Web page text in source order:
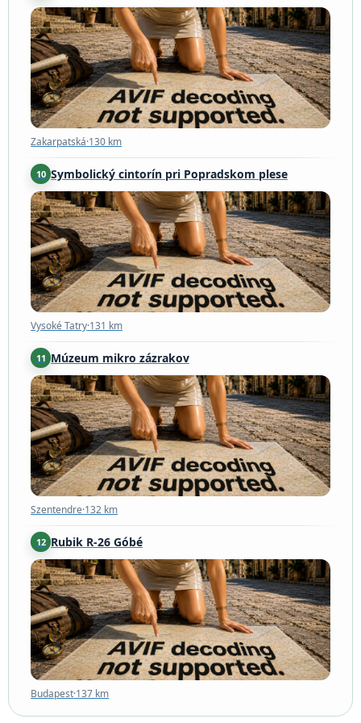
Zakarpatská·130 km
Zakarpatská·130 km
10 Symbolický cintorín pri Popradskom plese
Vysoké Tatry·131 km
Vysoké Tatry·131 km
11 Múzeum mikro zázrakov
Szentendre·132 km
Szentendre·132 km
12 Rubik R-26 Góbé
Budapest·137 km
Budapest·137 km